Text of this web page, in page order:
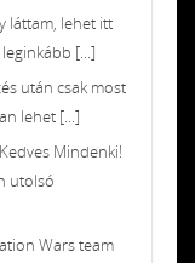
láttam, lehet itt
[...]
után csak most
lehet [...]
Mindenki!
utolsó
Wars team